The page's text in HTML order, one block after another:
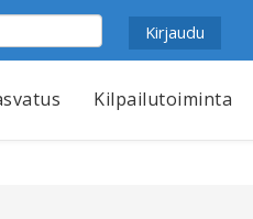
Kilpailutoiminta